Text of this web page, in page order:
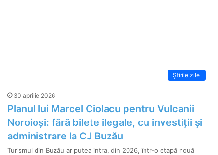
Știrile zilei
30 aprilie 2026
Planul lui Marcel Ciolacu pentru Vulcanii
Noroioși: fără bilete ilegale, cu investiții și
administrare la CJ Buzău
Turismul din Buzău ar putea intra, din 2026, într-o etapă nouă